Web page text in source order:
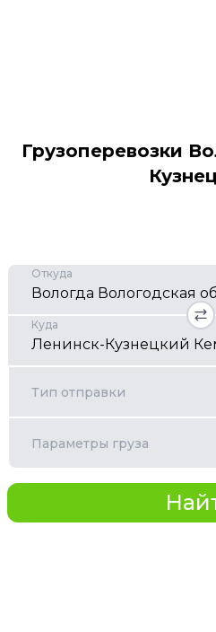
Грузоперевозки
Откуда
Куда
Тип отправки
Параметры груза